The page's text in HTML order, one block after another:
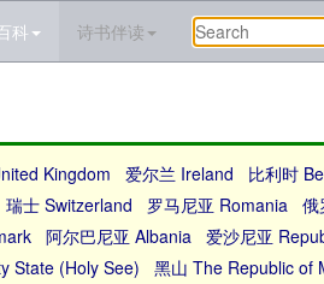
科 诗书伴读
Kingdom 爱尔兰 Ireland 比利时
瑞士 Switzerland 罗马尼亚 Romania 俄
阿尔巴尼亚 Albania 爱沙尼亚
State (Holy See)
黑山 The Republic of